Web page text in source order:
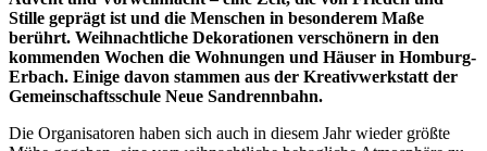
Stille geprägt ist und die Menschen in besonderem Maße
berührt. Weihnachtliche Dekorationen verschönern in den
kommenden Wochen die Wohnungen und Häuser in Homburg-
Erbach. Einige davon stammen aus der Kreativwerkstatt der
Gemeinschaftsschule Neue Sandrennbahn.
Die Organisatoren haben sich auch in diesem Jahr wieder größte